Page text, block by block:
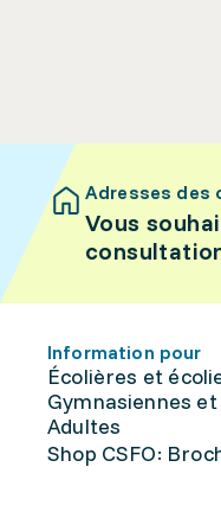
Adresses des
Vous
Information pour
Écolières et
Gymnasiennes
Adultes
Shop CSFO: